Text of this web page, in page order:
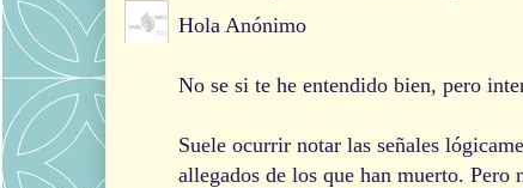
Hola Anónimo
No se si te he entendido bien, pero
Suele ocurrir notar las señales
allegados de los que han muerto.